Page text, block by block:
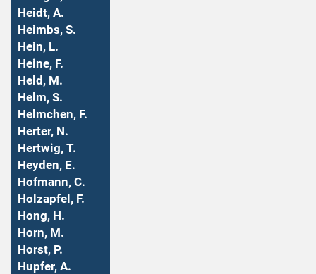
Heidt, A.
Heimbs, S.
Hein, L.
Heine, F.
Held, M.
Helm, S.
Helmchen, F.
Herter, N.
Hertwig, T.
Heyden, E.
Hofmann, C.
Holzapfel, F.
Hong, H.
Horn, M.
Horst, P.
Hupfer, A.